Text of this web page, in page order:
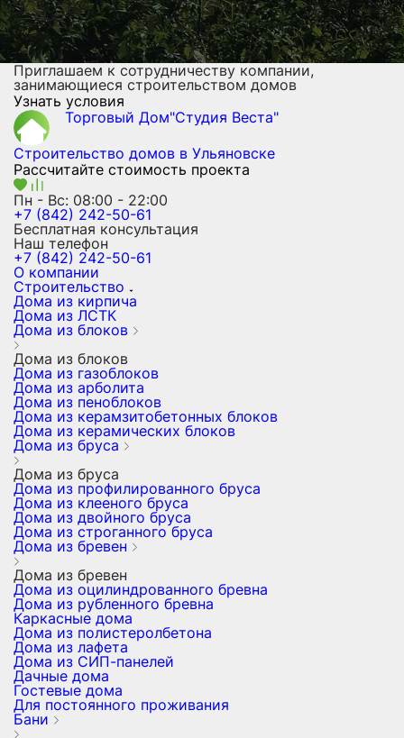
Приглашаем к сотрудничеству компании,
занимающиеся строительством домов
Узнать условия
Торговый Дом"Студия Веста"
Строительство домов в Ульяновске
Рассчитайте стоимость проекта
Пн - Вс: 08:00 - 22:00
+7 (842) 242-50-61
Бесплатная консультация
Наш телефон
+7 (842) 242-50-61
О компании
Строительство
Дома из кирпича
Дома из ЛСТК
Дома из блоков
Дома из блоков
Дома из газоблоков
Дома из арболита
Дома из пеноблоков
Дома из керамзитобетонных блоков
Дома из керамических блоков
Дома из бруса
Дома из бруса
Дома из профилированного бруса
Дома из клееного бруса
Дома из двойного бруса
Дома из строганного бруса
Дома из бревен
Дома из бревен
Дома из оцилиндрованного бревна
Дома из рубленного бревна
Каркасные дома
Дома из полистеролбетона
Дома из лафета
Дома из СИП-панелей
Дачные дома
Гостевые дома
Для постоянного проживания
Бани